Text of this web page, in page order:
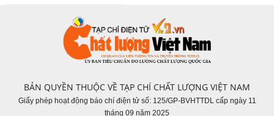
BẢN QUYỀN THUỘC VỀ TẠP CHÍ CHẤT LƯỢNG VIỆT NAM
Giấy phép hoạt động báo chí điện tử số: 125/GP-BVHTTDL cấp ngày 11
tháng 09 năm 2025